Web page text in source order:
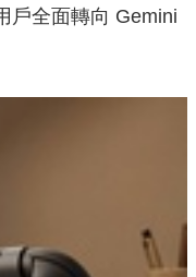
戶全面轉向 Gemini